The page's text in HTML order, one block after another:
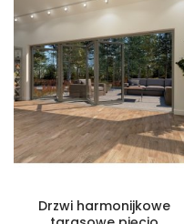
Drzwi harmonijkowe